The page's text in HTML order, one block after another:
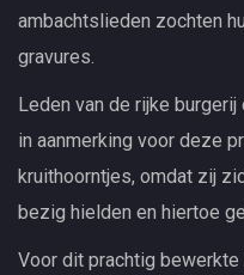
ambachtslieden zochten
gravures.
Leden van de rijke
in aanmerking voor deze
kruithoorntjes, omdat zij
bezig hielden en hiertoe
Voor dit prachtig